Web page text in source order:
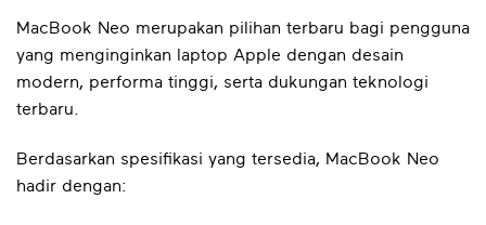
MacBook Neo merupakan pilihan terbaru bagi pengguna
yang menginginkan laptop Apple dengan desain
modern, performa tinggi, serta dukungan teknologi
terbaru.
Berdasarkan spesifikasi yang tersedia, MacBook Neo
hadir dengan: